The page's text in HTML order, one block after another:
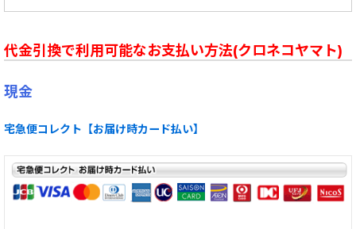
代金引換で利用可能なお支払い方法(クロネコヤマト)
現金
宅急便コレクト【お届け時カード払い】